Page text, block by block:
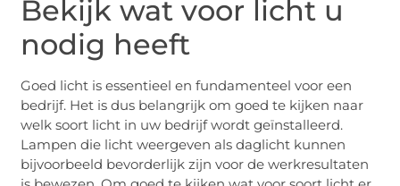
Bekijk wat voor licht u
nodig heeft
Goed licht is essentieel en fundamenteel voor een
bedrijf. Het is dus belangrijk om goed te kijken naar
welk soort licht in uw bedrijf wordt geïnstalleerd.
Lampen die licht weergeven als daglicht kunnen
bijvoorbeeld bevorderlijk zijn voor de werkresultaten